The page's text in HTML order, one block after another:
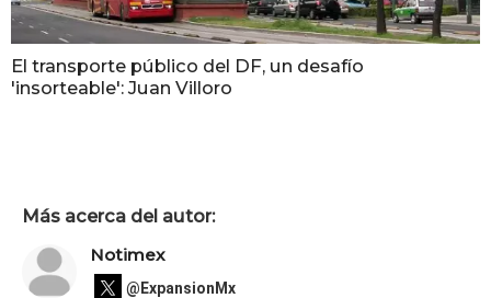
El transporte público del DF, un desafío
'insorteable': Juan Villoro
Más acerca del autor:
Notimex
@ExpansionMx